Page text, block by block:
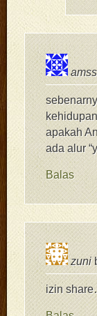
amss
apakah
ada alur
Balas
zuni
izin